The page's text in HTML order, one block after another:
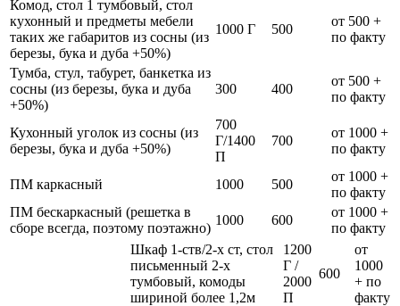
Комод, стол 1 тумбовый, стол
кухонный и предметы мебели
таких же габаритов из сосны (из
березы, бука и дуба +50%)
1000 Г 500
от 500 +
по факту
Тумба, стул, табурет, банкетка из
сосны (из березы, бука и дуба
+50%)
300 400
от 500 +
по факту
Кухонный уголок из сосны (из
березы, бука и дуба +50%)
700
Г/1400
П
700
от 1000 +
по факту
ПМ каркасный 1000 500
от 1000 +
по факту
ПМ бескаркасный (решетка в
сборе всегда, поэтому поэтажно)
1000 600
от 1000 +
по факту
Шкаф 1-ств/2-х ст, стол
письменный 2-х
тумбовый, комоды
шириной более 1,2м
1200
Г /
2000
П
600
от
1000
+ по
факту